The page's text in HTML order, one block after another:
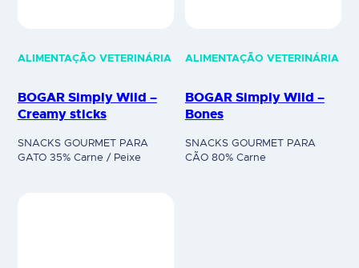
ALIMENTAÇÃO VETERINÁRIA
BOGAR Simply Wild –
Creamy sticks
SNACKS GOURMET PARA
GATO 35% Carne / Peixe
ALIMENTAÇÃO VETERINÁRIA
BOGAR Simply Wild –
Bones
SNACKS GOURMET PARA
CÃO 80% Carne